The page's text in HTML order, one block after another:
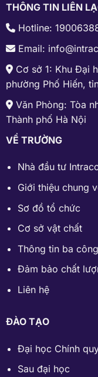
THÔNG TIN LIÊN
Hotline:
Email:
Cơ sở 1: Khu Đại
phường Phố Hiến,
Văn Phòng: Tòa
Thành phố Hà Nội
VỀ TRƯỜNG
Nhà đầu tư
Giới thiệu chung
Sơ đồ tổ chức
Cơ sở vật chất
Thông tin ba
Đảm bảo chất
Liên hệ
ĐÀO TẠO
Đại học Chính
Sau đại học